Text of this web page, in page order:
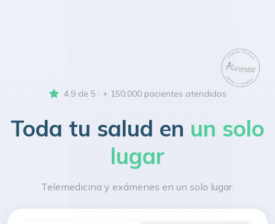
4.9 de 5 · + 150.000 pacientes atendidos
Toda tu salud en un solo
lugar
Telemedicina y exámenes en un solo lugar.